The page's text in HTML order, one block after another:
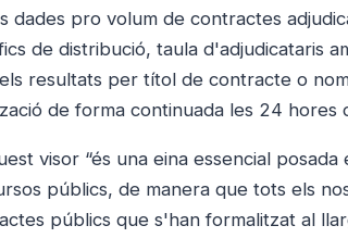
dades pro volum de contractes
de distribució, taula d'adjudicataris
resultats per títol de contracte o
de forma continuada les 24 hores
visor “és una eina essencial posada
públics, de manera que tots els
públics que s'han formalitzat al